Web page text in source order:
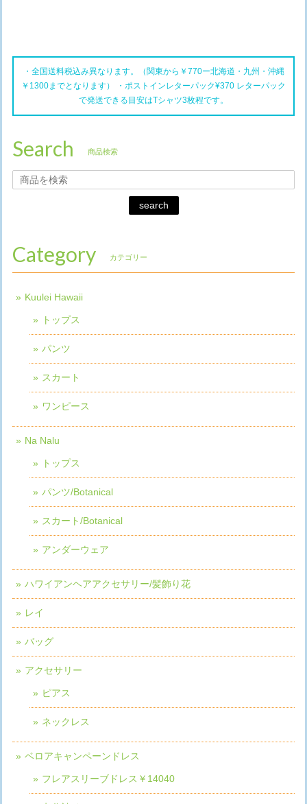
・全国送料税込み異なります。（関東から￥770ー北海道・九州・沖縄
￥1300までとなります） ・ポストインレターパック¥370 レターパック
で発送できる目安はTシャツ3枚程です。
Search 商品検索
search
Category カテゴリー
Kuulei Hawaii
トップス
パンツ
スカート
ワンピース
Na Nalu
トップス
パンツ/Botanical
スカート/Botanical
アンダーウェア
ハワイアンヘアアクセサリー/髪飾り花
レイ
バッグ
アクセサリー
ピアス
ネックレス
ベロアキャンペーンドレス
フレアスリーブドレス￥14040